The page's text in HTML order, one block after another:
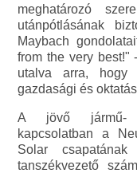
meghatározó
utánpótlásának
Maybach
from the very best!"
utalva arra,
gazdasági és
A jövő jármű-
kapcsolatban a
Solar
tanszékvezető